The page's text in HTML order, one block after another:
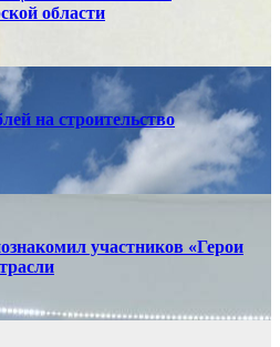
области
на строительство
участников «Герои